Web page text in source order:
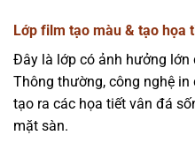
Lớp film tạo màu & tạo họa
Đây là lớp có ảnh hưởng lớn
Thông thường, công nghệ
tạo ra các họa tiết vân đá
mặt sàn.